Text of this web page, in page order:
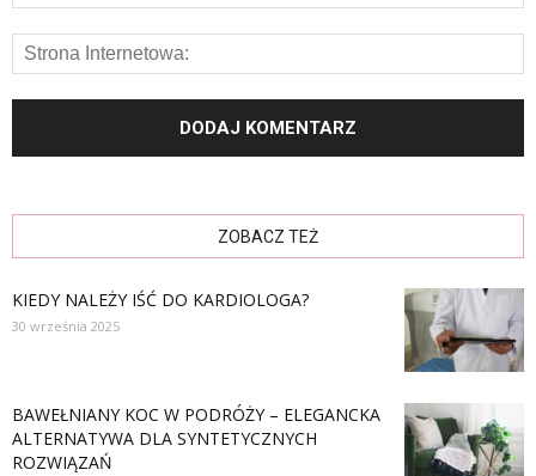
ZOBACZ TEŻ
KIEDY NALEŻY IŚĆ DO KARDIOLOGA?
30 września 2025
BAWEŁNIANY KOC W PODRÓŻY – ELEGANCKA
ALTERNATYWA DLA SYNTETYCZNYCH
ROZWIĄZAŃ